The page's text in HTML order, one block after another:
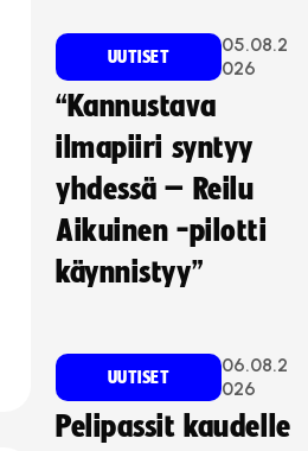
UUTISET
05.08.2
026
“Kannustava
ilmapiiri syntyy
yhdessä – Reilu
Aikuinen -pilotti
käynnistyy”
UUTISET
06.08.2
026
Pelipassit kaudelle